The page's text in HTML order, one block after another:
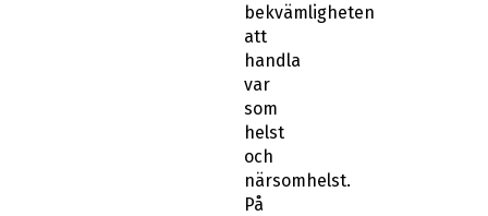
bekvämligheten
att
handla
var
som
helst
och
närsomhelst.
På